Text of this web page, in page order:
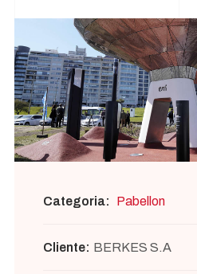
Categoria: Pabellon
Cliente: BERKES S.A